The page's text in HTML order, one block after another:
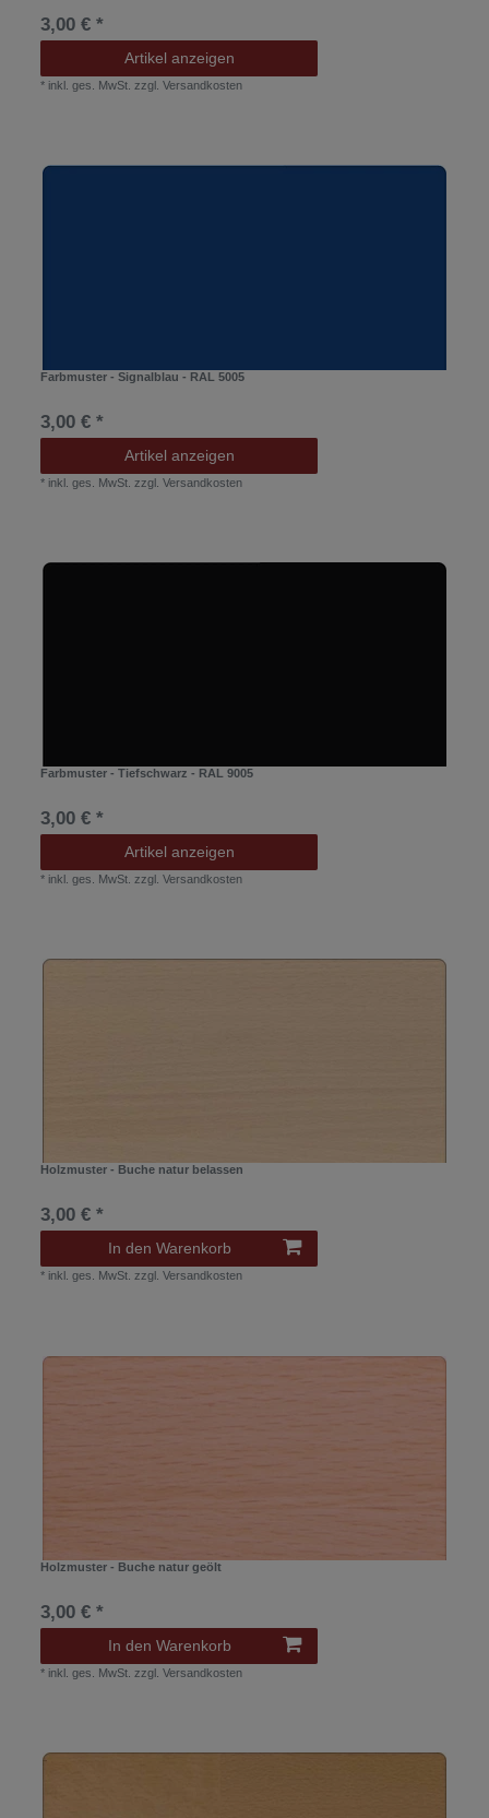
3,00 € *
Artikel anzeigen
* inkl. ges. MwSt. zzgl.Versandkosten
Farbmuster - Signalblau - RAL 5005
3,00 € *
Artikel anzeigen
* inkl. ges. MwSt. zzgl.Versandkosten
Farbmuster - Tiefschwarz - RAL 9005
3,00 € *
Artikel anzeigen
* inkl. ges. MwSt. zzgl.Versandkosten
Holzmuster - Buche natur belassen
3,00 € *
In den Warenkorb
* inkl. ges. MwSt. zzgl.Versandkosten
Holzmuster - Buche natur geölt
3,00 € *
In den Warenkorb
* inkl. ges. MwSt. zzgl.Versandkosten